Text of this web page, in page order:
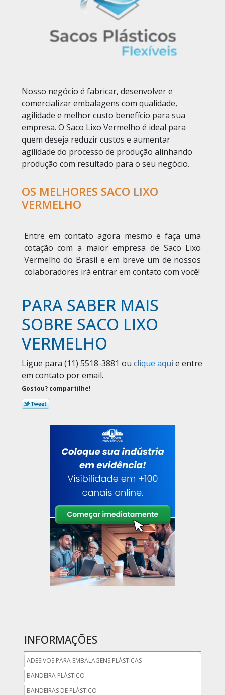
Nosso negócio é fabricar, desenvolver e
comercializar embalagens com qualidade,
agilidade e melhor custo benefício para sua
empresa. O Saco Lixo Vermelho é ideal para
quem deseja reduzir custos e aumentar
agilidade do processo de produção alinhando
produção com resultado para o seu negócio.
OS MELHORES SACO LIXO
VERMELHO
Entre em contato agora mesmo e faça uma
cotação com a maior empresa de Saco Lixo
Vermelho do Brasil e em breve um de nossos
colaboradores irá entrar em contato com você!
PARA SABER MAIS
SOBRE SACO LIXO
VERMELHO
Ligue para (11) 5518-3881 ou clique aqui e entre
em contato por email.
Gostou? compartilhe!
INFORMAÇÕES
ADESIVOS PARA EMBALAGENS PLÁSTICAS
BANDEIRA PLÁSTICO
BANDEIRAS DE PLÁSTICO